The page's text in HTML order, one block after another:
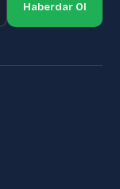
Haberdar Ol